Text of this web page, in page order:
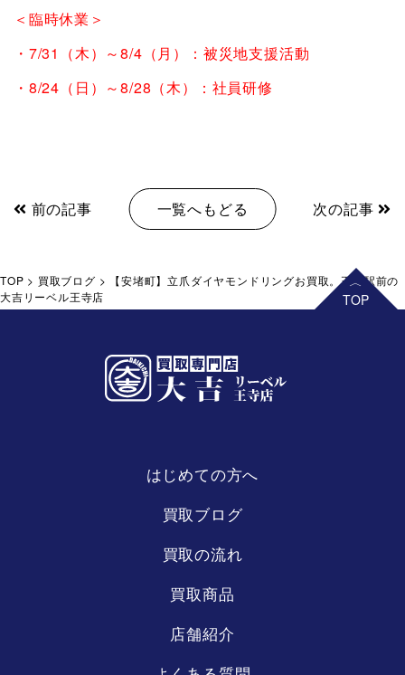
＜臨時休業＞
・7/31（木）～8/4（月）：被災地支援活動
・8/24（日）～8/28（木）：社員研修
前の記事 一覧へもどる 次の記事
TOP > 買取ブログ >
【安堵町】立爪ダイヤモンドリングお買取。王寺駅前の
大吉リーベル王寺店
リーベル
王寺店
はじめての方へ
買取ブログ
買取の流れ
買取商品
店舗紹介